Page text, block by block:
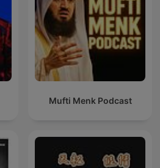
Mufti Menk Podcast